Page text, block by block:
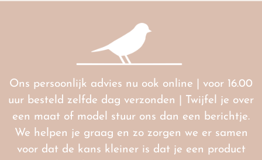
Ons persoonlijk advies nu ook online | voor 16.00
uur besteld zelfde dag verzonden | Twijfel je over
een maat of model stuur ons dan een berichtje.
We helpen je graag en zo zorgen we er samen
voor dat de kans kleiner is dat je een product